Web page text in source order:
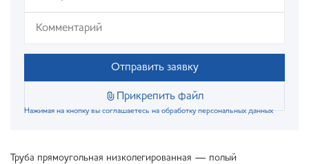
Отправить заявку
Прикрепить файл
Нажимая на кнопку вы соглашаетесь на обработку персональных данных
Труба прямоугольная низколегированная — полый